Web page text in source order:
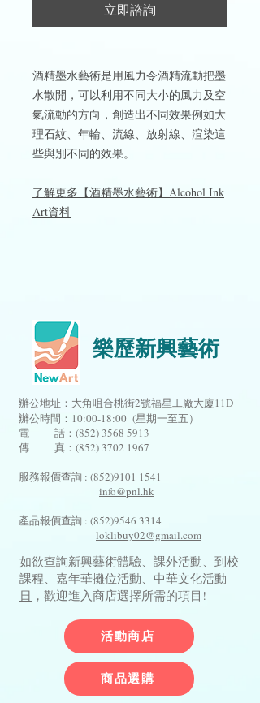
立即諮詢
酒精墨水藝術是用風力令酒精流動把墨
水散開，可以利用不同大小的風力及空
氣流動的方向，創造出不同效果例如大
理石紋、年輪、流線、放射線、渲染這
些與別不同的效果。
了解更多【酒精墨水藝術】Alcohol Ink
Art資料
樂歷新興藝術
辦公地址：大角咀合桃街2號福星工廠大廈11D
辦公時間：10:00-18:00 (星期一至五）
電 話：(852)3568 5913
傳 真：(852) 3702 1967
服務報價查詢 : (852)9101 1541
info@pnl.hk
產品報價查詢 : (852)9546 3314
loklibuy02@gmail.com
如欲查詢新興藝術體驗、 課外活動、 到校
課程、 嘉年華攤位活動、 中華文化活動
日 ，歡迎進入商店選擇所需的項目!
活動商店
商品選購